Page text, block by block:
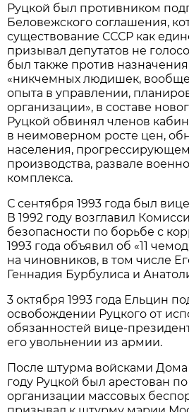
Руцкой был противником
Беловежского соглашения,
существование СССР как
призывал депутатов не
был также против
«никчемных людишек,
опыта в управлении,
организации», в составе
Руцкой обвинял членов
в неимоверном росте цен,
населения,
производства, развале
комплекса.
С сентября 1993 года был
В 1992 году возглавил
безопасности по борьбе с
1993 года объявил об «11
на чиновников, в том числе
Геннадия Бурбулиса и
3 октября 1993 года Ельцин
освобождении Руцкого от
обязанностей вице-
его увольнении из армии.
После штурма войсками Дома
году Руцкой был арестован
организации массовых